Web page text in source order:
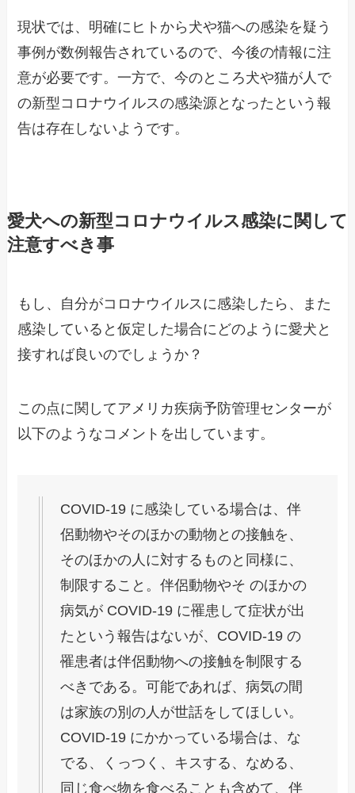
現状では、明確にヒトから犬や猫への感染を疑う
事例が数例報告されているので、今後の情報に注
意が必要です。一方で、今のところ犬や猫が人で
の新型コロナウイルスの感染源となったという報
告は存在しないようです。
愛犬への新型コロナウイルス感染に関して
注意すべき事
もし、自分がコロナウイルスに感染したら、また
感染していると仮定した場合にどのように愛犬と
接すれば良いのでしょうか？
この点に関してアメリカ疾病予防管理センターが
以下のようなコメントを出しています。
COVID-19 に感染している場合は、伴
侶動物やそのほかの動物との接触を、
そのほかの人に対するものと同様に、
制限すること。伴侶動物やそ のほかの
病気が COVID-19 に罹患して症状が出
たという報告はないが、COVID-19 の
罹患者は伴侶動物への接触を制限する
べきである。可能であれば、病気の間
は家族の別の人が世話をしてほしい。
COVID-19 にかかっている場合は、な
でる、くっつく、キスする、なめる、
同じ食べ物を食べることも含めて、伴